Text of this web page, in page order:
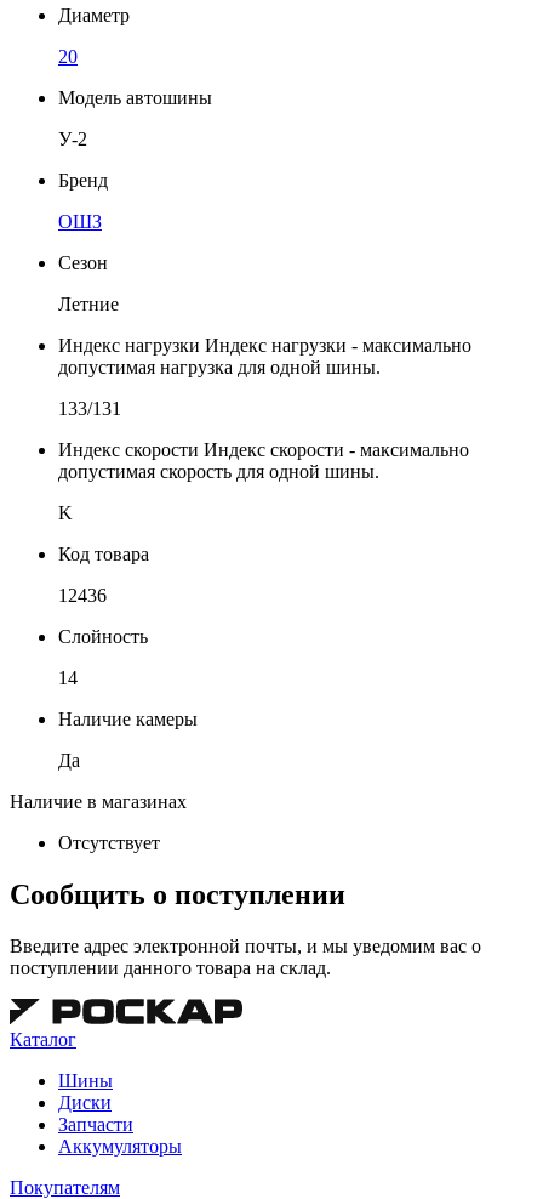
Диаметр
20
Модель автошины
У-2
Бренд
ОШЗ
Сезон
Летние
Индекс нагрузки Индекс нагрузки - максимально
допустимая нагрузка для одной шины.
133/131
Индекс скорости Индекс скорости - максимально
допустимая скорость для одной шины.
K
Код товара
12436
Слойность
14
Наличие камеры
Да
Наличие в магазинах
Отсутствует
Сообщить о поступлении
Введите адрес электронной почты, и мы уведомим вас о
поступлении данного товара на склад.
Каталог
Шины
Диски
Запчасти
Аккумуляторы
Покупателям